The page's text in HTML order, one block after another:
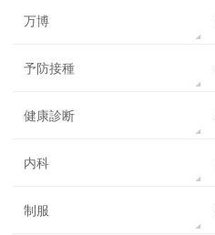
万博
予防接種
健康診断
内科
制服